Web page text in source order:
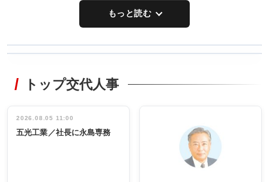
もっと読む
非鉄業界で
インタビュ
ー／社内ア
タックトレー
祝う 業界関
係者ら220人
出席
トップ交代人事
2026.08.05 11:00
五光工業／社長に永島専務